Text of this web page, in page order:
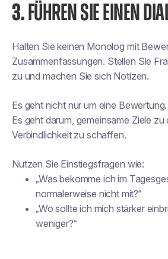
3. FÜHREN SIE EINEN
Halten Sie keinen Monolog mit
Zusammenfassungen. Stellen Sie
zu und machen Sie sich Notizen.
Es geht nicht nur um eine Bewertung.
Es geht darum, gemeinsame Ziele zu
Verbindlichkeit zu schaffen.
Nutzen Sie Einstiegsfragen wie:
„Was bekomme ich im
normalerweise nicht mit?“
„Wo sollte ich mich stärker
weniger?“